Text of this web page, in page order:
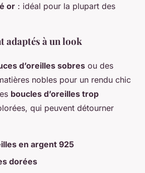
or : idéal pour la plupart des
adaptés à un look
d’oreilles sobres ou des
nobles pour un rendu chic
boucles d’oreilles trop
qui peuvent détourner
en argent 925
dorées